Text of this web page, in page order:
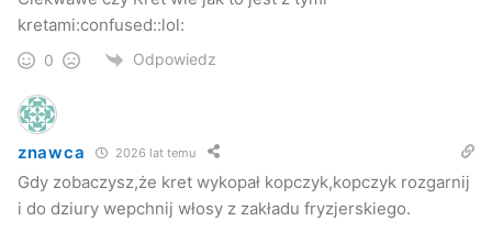
kretami:confused::lol:
0 Odpowiedz
znawca 2026 lat temu
Gdy zobaczysz,że kret wykopał kopczyk,kopczyk rozgarnij
i do dziury wepchnij włosy z zakładu fryzjerskiego.